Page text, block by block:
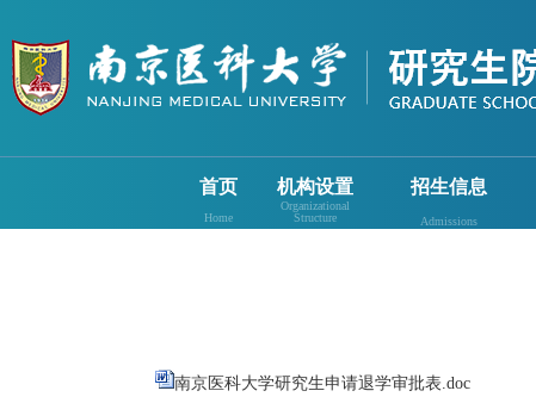
首页
Home
机构设置
Organizational
Structure
招生信息
Admissions
南京医科大学研究生申请退学审批表.doc